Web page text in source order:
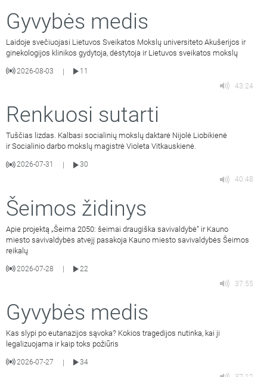
Gyvybės medis
Laidoje svečiuojasi Lietuvos Sveikatos Mokslų universiteto Akušerijos ir
ginekologijos klinikos gydytoja, dėstytoja ir Lietuvos sveikatos mokslų
2026-08-03 |
11
43:24
Renkuosi sutarti
Tuščias lizdas. Kalbasi socialinių mokslų daktarė Nijolė Liobikienė
ir Socialinio darbo mokslų magistrė Violeta Vitkauskienė.
2026-07-31
30
40:48
Šeimos židinys
Apie projektą „Šeima 2050: šeimai draugiška savivaldybė“ ir Kauno
miesto savivaldybės atvejį pasakoja Kauno miesto savivaldybės Šeimos
reikalų
2026-07-28
22
37:55
Gyvybės medis
Kas slypi po eutanazijos sąvoka? Kokios tragedijos nutinka, kai ji
legalizuojama ir kaip toks požiūris
2026-07-27 |
34